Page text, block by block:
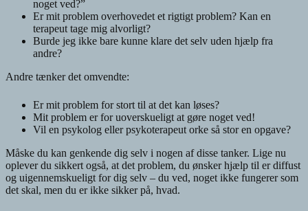
noget ved?”
Er mit problem overhovedet et rigtigt problem? Kan en
terapeut tage mig alvorligt?
Burde jeg ikke bare kunne klare det selv uden hjælp fra
andre?
Andre tænker det omvendte:
Er mit problem for stort til at det kan løses?
Mit problem er for uoverskueligt at gøre noget ved!
Vil en psykolog eller psykoterapeut orke så stor en opgave?
Måske du kan genkende dig selv i nogen af disse tanker. Lige nu
oplever du sikkert også, at det problem, du ønsker hjælp til er diffust
og uigennemskueligt for dig selv – du ved, noget ikke fungerer som
det skal, men du er ikke sikker på, hvad.